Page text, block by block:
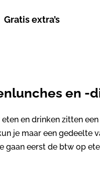
Gratis extra’s
en -
en drinken zitten
je maar een gedeelte
gaan eerst de btw op